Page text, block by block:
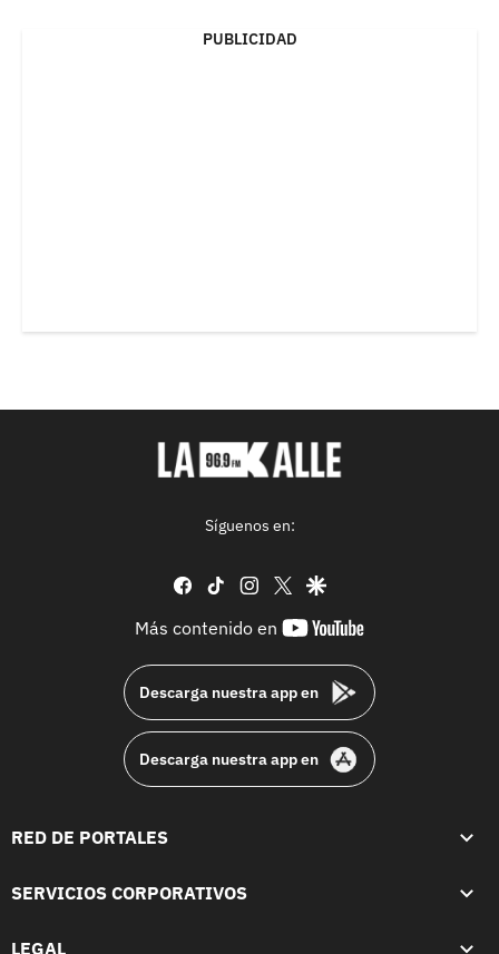
PUBLICIDAD
Síguenos en:
facebook
tiktok instagram
twittergoogle
Más contenido en
youtube-
Descarga nuestra app en
Descarga nuestra app en
RED DE PORTALES
SERVICIOS CORPORATIVOS
LEGAL